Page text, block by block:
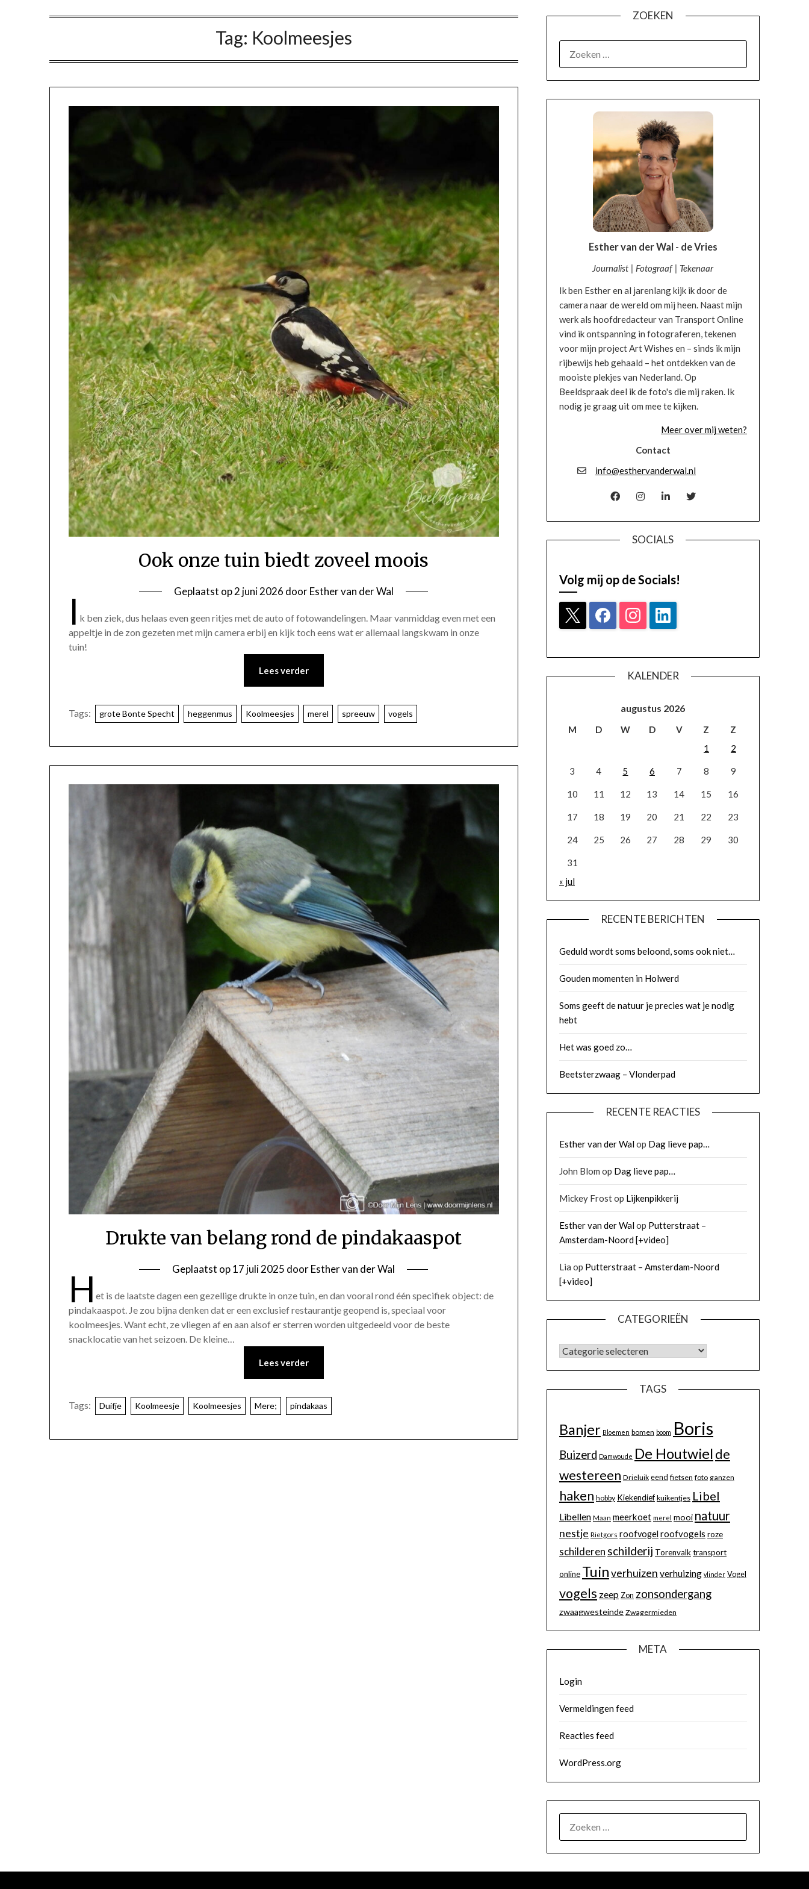
Tag: Koolmeesjes
Ook onze tuin biedt zoveel moois
Geplaatst op2 juni 2026 doorEsther van der Wal
I k ben ziek, dus helaas even geen ritjes met de auto of fotowandelingen. Maar vanmiddag even met een
appeltje in de zon gezeten met mijn camera erbij en kijk toch eens wat er allemaal langskwam in onze
tuin!
Lees verder
Tags: grote Bonte Specht heggenmus Koolmeesjes merel spreeuw vogels
Drukte van belang rond de pindakaaspot
Geplaatst op17 juli 2025 doorEsther van der Wal
Het is de laatste dagen een gezellige drukte in onze tuin, en dan vooral rond één specifiek object: de
pindakaaspot. Je zou bijna denken dat er een exclusief restaurantje geopend is, speciaal voor
koolmeesjes. Want echt, ze vliegen af en aan alsof er sterren worden uitgedeeld voor de beste
snacklocatie van het seizoen. De kleine…
Lees verder
Tags: Duifje Koolmeesje Koolmeesjes Mere; pindakaas
ZOEKEN
OVER MIJ
Esther van der Wal - de Vries
Journalist | Fotograaf | Tekenaar
Ik ben Esther en al jarenlang kijk ik door de
camera naar de wereld om mij heen. Naast mijn
werk als hoofdredacteur van Transport Online
vind ik ontspanning in fotograferen, tekenen
voor mijn project Art Wishes en – sinds ik mijn
rijbewijs heb gehaald – het ontdekken van de
mooiste plekjes van Nederland. Op
Beeldspraak deel ik de foto's die mij raken. Ik
nodig je graag uit om mee te kijken.
Meer over mij weten?
Contact
info@esthervanderwal.nl
SOCIALS
Volg mij op de Socials!
KALENDER
augustus 2026
M D W D V Z
Z
1
2
3 4 5 6 7 8 9
10 11 12 13 14 15 16
17 18 19 20 21 22 23
24 25 26 27 28 29 30
31
« jul
RECENTE BERICHTEN
Geduld wordt soms beloond, soms ook niet…
Gouden momenten in Holwerd
Soms geeft de natuur je precies wat je nodig
hebt
Het was goed zo…
Beetsterzwaag – Vlonderpad
RECENTE REACTIES
Esther van der Walop Dag lieve pap…
John Blom op Dag lieve pap…
Mickey Frostop Lijkenpikkerij
Esther van der Walop Putterstraat –
Amsterdam-Noord [+video]
Lia op Putterstraat – Amsterdam-Noord
[+video]
CATEGORIEËN
TAGS
Banjer Bloemen bomen boom Boris
Buizerd Damwoude De Houtwielde
westereen Drieluik eend fietsen foto ganzen
haken hobby Kiekendief kuikentjes Libel
Libellen Maan meerkoet merel mooi natuur
nestje Rietgors roofvogel roofvogels roze
schilderen schilderij Torenvalktransport
online Tuinverhuizen verhuizing vlinder Vogel
vogels zeep Zon zonsondergang
zwaagwesteinde Zwagermieden
META
Login
Vermeldingen feed
Reacties feed
WordPress.org